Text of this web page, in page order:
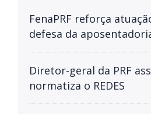
FenaPRF reforça
defesa da
Diretor-geral da PRF
normatiza o REDES